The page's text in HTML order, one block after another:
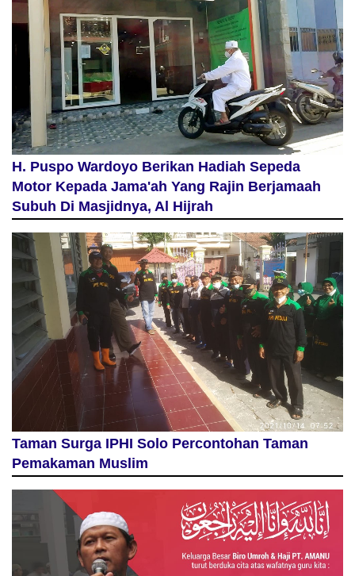
H. Puspo Wardoyo Berikan Hadiah Sepeda
Motor Kepada Jama'ah Yang Rajin Berjamaah
Subuh Di Masjidnya, Al Hijrah
Taman Surga IPHI Solo Percontohan Taman
Pemakaman Muslim